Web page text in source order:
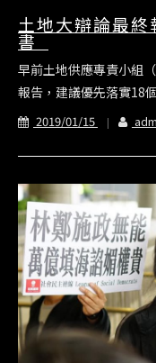
土地大辯論最
書
早前土地供應專責小組
報告，建議優先落實18
2019/01/15